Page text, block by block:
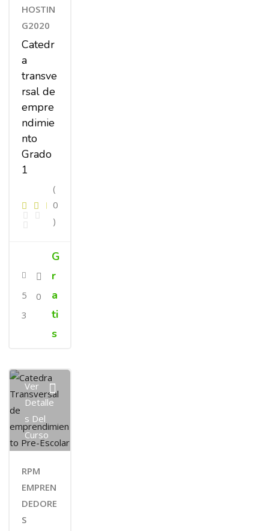
HOSTIN
G2020
Catedr
a
transve
rsal de
empre
ndimie
nto
Grado
1
(
0
)
5
3
0
G
r
a
ti
s
Ver
Detalle
S Del
Curso
RPM
EMPREN
DEDORE
S